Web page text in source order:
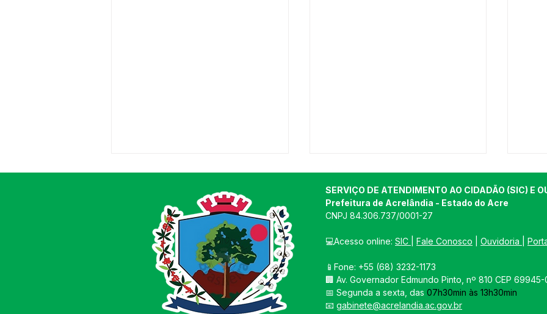
Concorrência 008/2025 -
Aviso de Licitação
Concorrência 007/2025 -
Aviso de Licitação
SERVIÇO DE ATENDIMENTO AO CIDADÃO (SIC) E
Prefeitura de Acrelândia - Estado do Acre
CNPJ 84.306.737/0001-27
💻Acesso online: SIC Fale Conosco Ouvidoria
📱Fone: +55 (68) 3232-1173
🏢 Av. Governador Edmundo Pinto, nº 810 CEP
📅 Segunda a sexta, das 07h30min às 13h30min
📧 gabinete@acrelandia.ac.gov.br